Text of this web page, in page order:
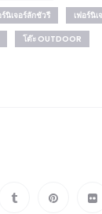
ร์นิเจอร์ลักชัวรี
เฟอร์นิเ
โต๊ะ OUTDOOR